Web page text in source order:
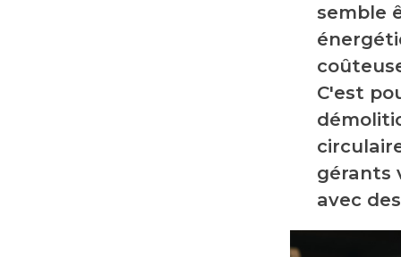
semble
C'est
gérants
avec